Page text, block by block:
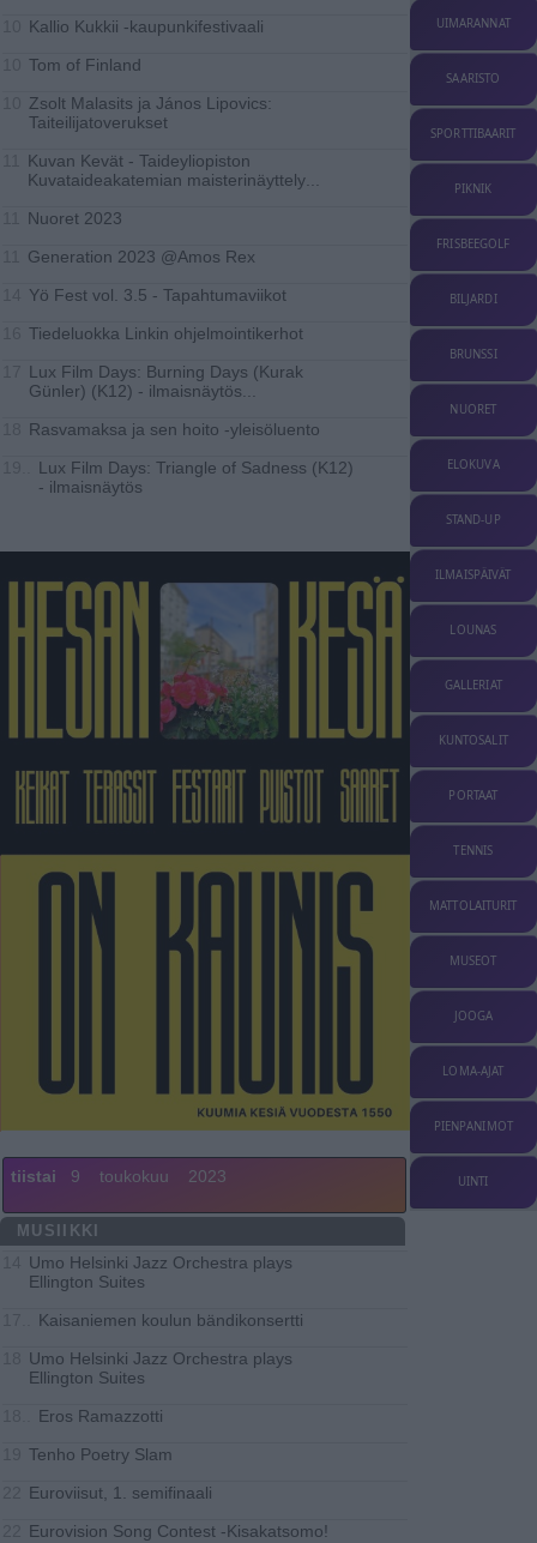
Kallio Kukkii -kaupunkifestivaali
Tom of Finland
Zsolt Malasits ja János Lipovics:
Taiteilijatoverukset
Kuvan Kevät - Taideyliopiston
Kuvataideakatemian maisterinäyttely...
Nuoret 2023
Ge­ne­ra­tion 2023 @Amos Rex
Yö Fest vol. 3.5 - Tapahtumaviikot
Tiedeluokka Linkin ohjelmointikerhot
Lux Film Days: Burning Days (Kurak
Günler) (K12) - ilmaisnäytös...
Rasvamaksa ja sen hoito -yleisöluento
Lux Film Days: Triangle of Sadness (K12)
- ilmaisnäytös
tiistai 9 toukokuu 2023
MUSIIKKI
Umo Helsinki Jazz Orchestra plays
Ellington Suites
Kaisaniemen koulun bändikonsertti
Umo Helsinki Jazz Orchestra plays
Ellington Suites
Eros Ramazzotti
Tenho Poetry Slam
Euroviisut, 1. semifinaali
Eurovision Song Contest -Kisakatsomo!
UIMARANNAT
SAARISTO
SPORTTIBAARIT
PIKNIK
FRISBEEGOLF
BILJARDI
BRUNSSI
NUORET
ELOKUVA
STAND-UP
ILMAISPÄIVÄT
LOUNAS
GALLERIAT
KUNTOSALIT
PORTAAT
TENNIS
MATTOLAITURIT
MUSEOT
JOOGA
LOMA-AJAT
PIENPANIMOT
UINTI